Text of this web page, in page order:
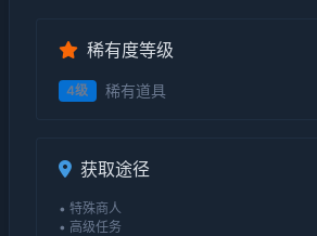
稀有度等级
4级 稀有道具
获取途径
• 特殊商人
• 高级任务